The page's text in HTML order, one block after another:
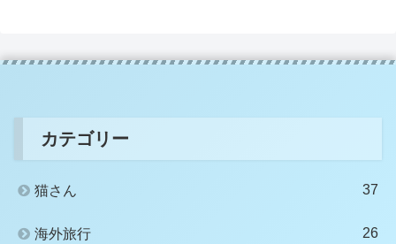
カテゴリー
猫さん 37
海外旅行 26